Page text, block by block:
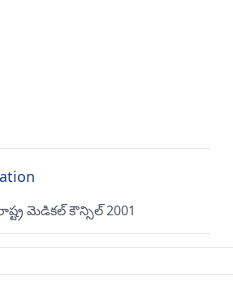
మెడికల్ కౌన్సిల్ 2001